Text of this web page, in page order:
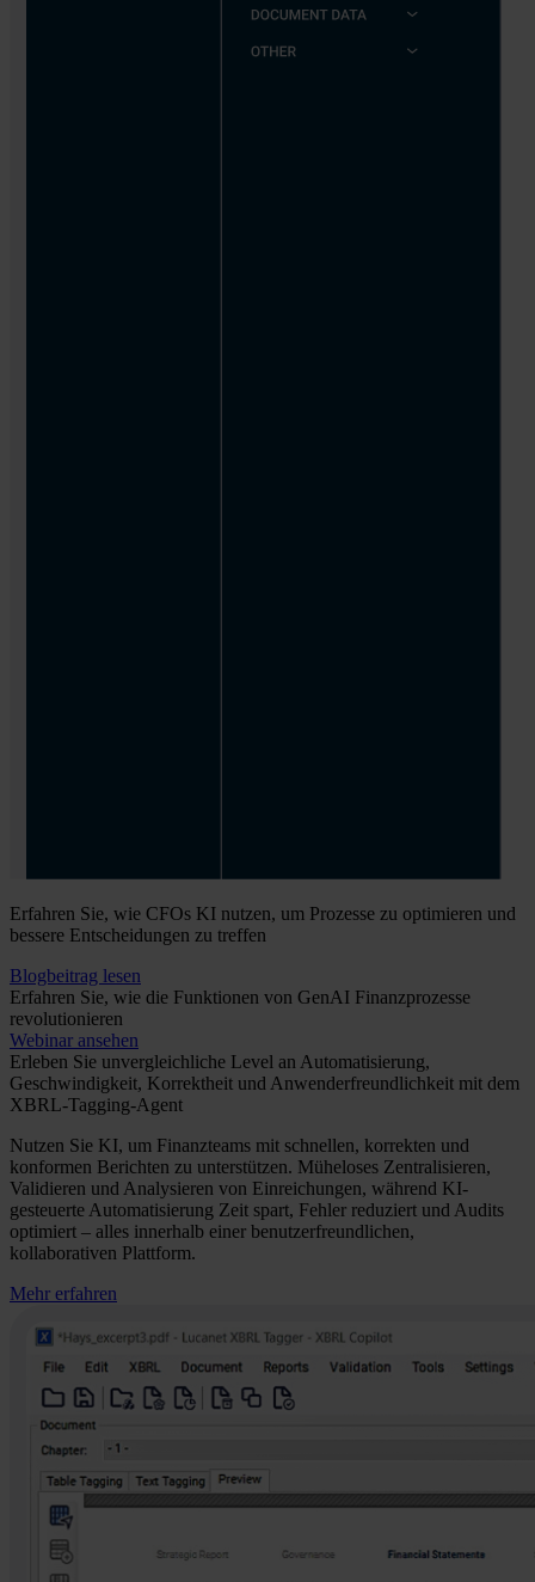
Erfahren Sie, wie CFOs KI nutzen, um Prozesse zu optimieren und
bessere Entscheidungen zu treffen
Blogbeitrag lesen
Erfahren Sie, wie die Funktionen von GenAI Finanzprozesse
revolutionieren
Webinar ansehen
Erleben Sie unvergleichliche Level an Automatisierung,
Geschwindigkeit, Korrektheit und Anwenderfreundlichkeit mit dem
XBRL-Tagging-Agent
Nutzen Sie KI, um Finanzteams mit schnellen, korrekten und
konformen Berichten zu unterstützen. Müheloses Zentralisieren,
Validieren und Analysieren von Einreichungen, während KI-
gesteuerte Automatisierung Zeit spart, Fehler reduziert und Audits
optimiert – alles innerhalb einer benutzerfreundlichen,
kollaborativen Plattform.
Mehr erfahren